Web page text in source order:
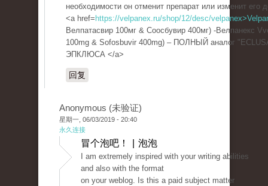
необходимости он отменит препарат или изменит его
<a href= https://velpanex.ru/shop/12/desc/
Велпатасвир 100мг & Соосбувир 400мг) -Велпанекс
100mg & Sofosbuvir 400mg) – ПОЛНЫЙ аналог
ЭПКЛЮСА </a>
回复
Anonymous (未验证)
星期一, 06/03/2019 - 20:40
永久连接
冒个泡吧！ | 泡泡
I am extremely inspired with your writing abilities
and also with the format
on your weblog. Is this a paid subject matter